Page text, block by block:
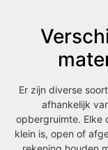
Er zijn diverse
afhankelijk
opbergruimte. Elke
klein is, open of